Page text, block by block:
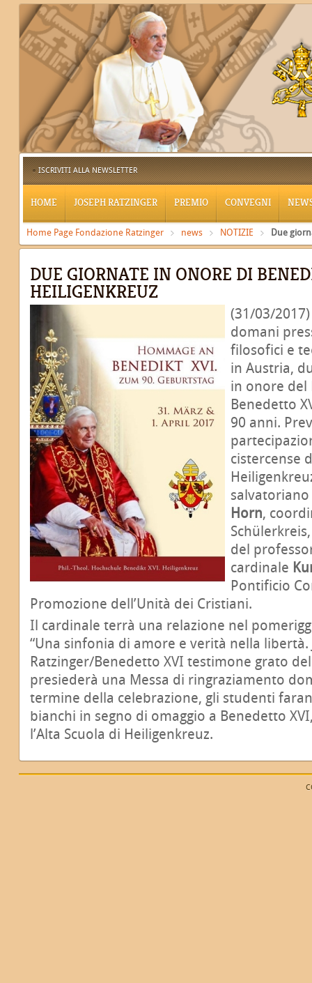
ISCRIVITI ALLA NEWSLETTER
HOME JOSEPH RATZINGER PREMIO CONVEGNI
Home Page Fondazione Ratzinger news NOTIZIE Due
DUE GIORNATE IN ONORE DI
HEILIGENKREUZ
(31/03/
domani
filosofici e
in Austria,
in onore del
Benedetto
90 anni.
cistercense
Horn,
del
cardinale
Pontificio
Promozione dell’Unità dei Cristiani.
Il cardinale terrà una relazione nel
“Una sinfonia di amore e verità nella libertà.
Ratzinger/Benedetto XVI testimone grato
presiederà una Messa di ringraziamento
termine della celebrazione, gli studenti
bianchi in segno di omaggio a Benedetto
l’Alta Scuola di Heiligenkreuz.